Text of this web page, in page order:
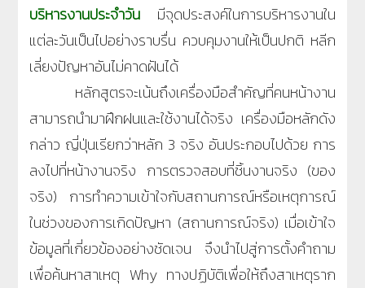
บริหารงานประจำวัน มีจุดประสงค์ในการบริหารงานใน
แต่ละวันเป็นไปอย่างราบรื่น ควบคุมงานให้เป็นปกติ หลีก
เลี่ยงปัญหาอันไม่คาดฝันได้
หลักสูตรจะเน้นถึงเครื่องมือสำคัญที่คนหน้างาน
สามารถนำมาฝึกฝนและใช้งานได้จริง เครื่องมือหลักดัง
กล่าว ญี่ปุ่นเรียกว่าหลัก 3 จริง อันประกอบไปด้วย การ
ลงไปที่หน้างานจริง การตรวจสอบที่ชิ้นงานจริง (ของ
จริง) การทำความเข้าใจกับสถานการณ์หรือเหตุการณ์
ในช่วงของการเกิดปัญหา (สถานการณ์จริง) เมื่อเข้าใจ
ข้อมูลที่เกี่ยวข้องอย่างชัดเจน จึงนำไปสู่การตั้งคำถาม
เพื่อค้นหาสาเหตุ Why ทางปฏิบัติเพื่อให้ถึงสาเหตุราก